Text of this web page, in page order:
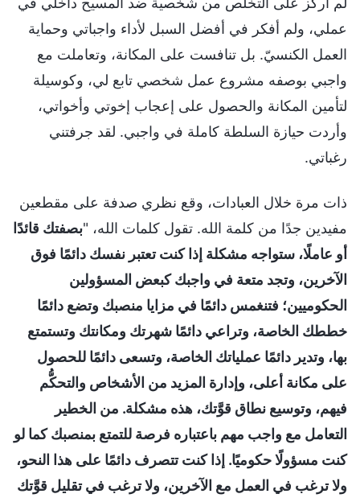
عملي، ولم أفكر في أفضل السبل لأداء واجباتي وحماية
العمل الكنسيّ. بل تنافست على المكانة، وتعاملت مع
واجبي بوصفه مشروع عمل شخصي تابع لي، وكوسيلة
لتأمين المكانة والحصول على إعجاب إخوتي وأخواتي،
وأردت حيازة السلطة كاملة في واجبي. لقد جرفتني
رغباتي.
ذات مرة خلال العبادات، وقع نظري صدفة على مقطعين
مفيدين جدًا من كلمة الله. تقول كلمات الله، "بصفتك قائدًا
أو عاملًا، ستواجه مشكلة إذا كنت تعتبر نفسك دائمًا فوق
الآخرين، وتجد متعة في واجبك كبعض المسؤولين
الحكوميين؛ فتنغمس دائمًا في مزايا منصبك وتضع دائمًا
خططك الخاصة، وتراعي دائمًا شهرتك ومكانتك وتستمتع
بها، وتدير دائمًا عملياتك الخاصة، وتسعى دائمًا للحصول
على مكانة أعلى، وإدارة المزيد من الأشخاص والتحكُّم
فيهم، وتوسيع نطاق قوَّتك، هذه مشكلة. من الخطير
التعامل مع واجب مهم باعتباره فرصة للتمتع بمنصبك كما لو
كنت مسؤولًا حكوميًا. إذا كنت تتصرف دائمًا على هذا النحو،
ولا ترغب في العمل مع الآخرين، ولا ترغب في تقليل قوَّتك